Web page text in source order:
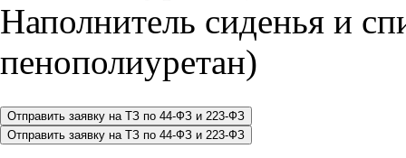
Наполнитель сиденья и
пенополиуретан)